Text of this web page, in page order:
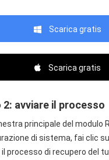
Scarica gratis
Scarica gratis
2: avviare il processo
principale del modulo
di sistema, fai clic
il processo di recupero del